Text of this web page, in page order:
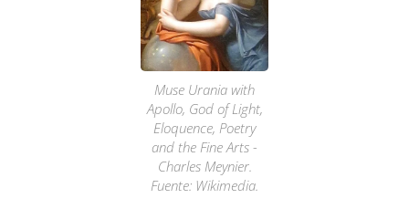
Muse Urania with
Apollo, God of Light,
Eloquence, Poetry
and the Fine Arts -
Charles Meynier.
Fuente: Wikimedia.